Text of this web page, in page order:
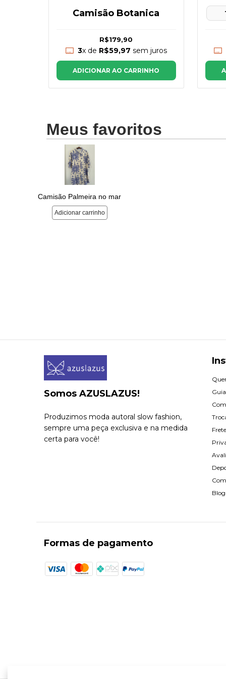
Camisão Botanica
R$179,90
3x de R$59,97 sem juros
ADICIONAR AO CARRINHO
Somos AZUSLAZUS!
Produzimos moda autoral slow fashion,
sempre uma peça exclusiva e na medida
certa para você!
Blog
Formas de pagamento